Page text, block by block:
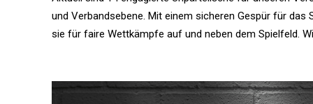
und Verbandsebene. Mit einem sicheren Gespür für
sie für faire Wettkämpfe auf und neben dem Spielfeld.